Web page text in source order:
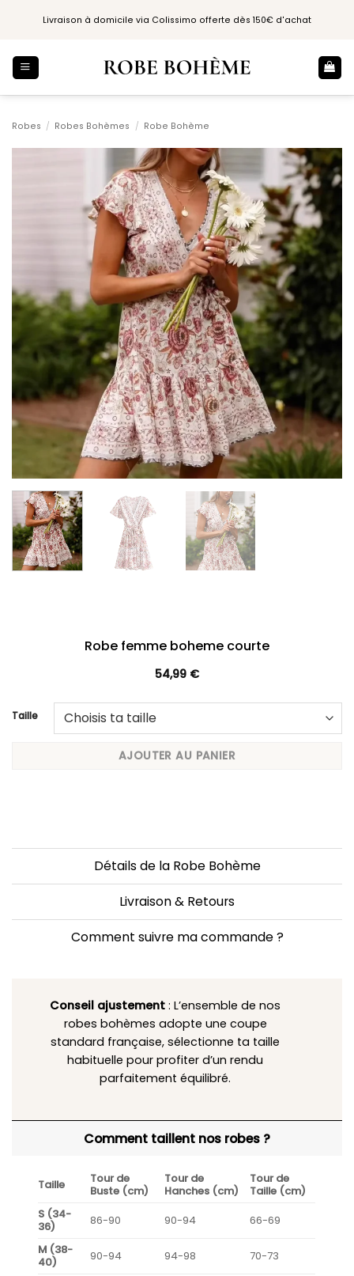
Livraison à domicile via Colissimo offerte dès 150€ d'achat
Robes / Robes Bohèmes / Robe Bohème
Robe femme boheme courte
54,99 €
Taille
AJOUTER AU PANIER
Détails de la Robe Bohème
Livraison & Retours
Comment suivre ma commande ?
Conseil ajustement : L’ensemble de nos
robes bohèmes adopte une coupe
standard française, sélectionne ta taille
habituelle pour profiter d’un rendu
parfaitement équilibré.
Comment taillent nos robes ?
Taille
Tour de
Buste (cm)
Tour de
Hanches (cm)
Tour de
Taille (cm)
S (34-
36)
86-90 90-94
66-69
M (38-
40)
90-94 94-98
70-73